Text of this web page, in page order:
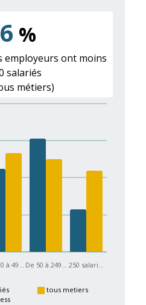
%
employeurs ont moins
salariés
métiers)
à 49… De 50 à 249… 250 salari…
tous metiers